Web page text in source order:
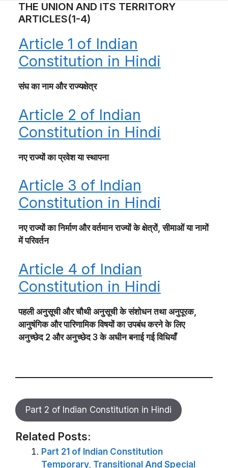
THE UNION AND ITS TERRITORY
ARTICLES(1-4)
Article 1 of Indian
Constitution in Hindi
संघ का नाम और राज्यक्षेत्र
Article 2 of Indian
Constitution in Hindi
नए राज्यों का प्रवेश या स्थापना
Article 3 of Indian
Constitution in Hindi
नए राज्यों का निर्माण और वर्तमान राज्यों के क्षेत्रों, सीमाओं या नामों
में परिवर्तन
Article 4 of Indian
Constitution in Hindi
पहली अनुसूची और चौथी अनुसूची के संशोधन तथा अनुपूरक,
आनुषंगिक और पारिणामिक विषयों का उपबंध करने के लिए
अनुच्छेद 2 और अनुच्छेद 3 के अधीन बनाई गई विधियाँ
Part 2 of Indian Constitution in Hindi
Related Posts:
Part 21 of Indian Constitution
Temporary, Transitional And Special